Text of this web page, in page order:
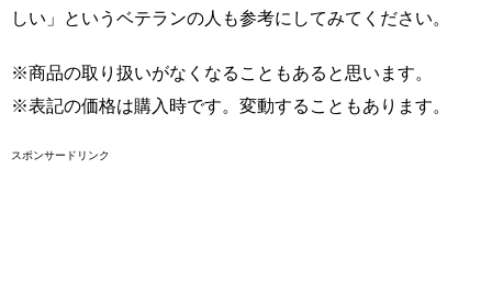
しい」というベテランの人も参考にしてみてください。
※商品の取り扱いがなくなることもあると思います。
※表記の価格は購入時です。変動することもあります。
スポンサードリンク